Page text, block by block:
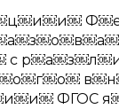
с
ФГОС